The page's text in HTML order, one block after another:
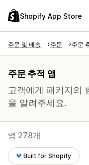
Shopify App Store
주문 및 배송 주문 주문
주문 추적 앱
고객에게 패키지의
을 알려주세요.
앱 278개
Built for Shopify